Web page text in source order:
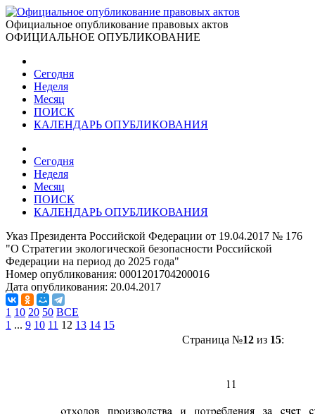
Официальное опубликование правовых актов
ОФИЦИАЛЬНОЕ ОПУБЛИКОВАНИЕ
Сегодня
Неделя
Месяц
ПОИСК
КАЛЕНДАРЬ ОПУБЛИКОВАНИЯ
Сегодня
Неделя
Месяц
ПОИСК
КАЛЕНДАРЬ ОПУБЛИКОВАНИЯ
Указ Президента Российской Федерации от 19.04.2017 № 176
"О Стратегии экологической безопасности Российской
Федерации на период до 2025 года"
Номер опубликования: 0001201704200016
Дата опубликования: 20.04.2017
1 10 20 50 ВСЕ
1 ... 9 10 11 12 13 14 15
Страница №12из 15: